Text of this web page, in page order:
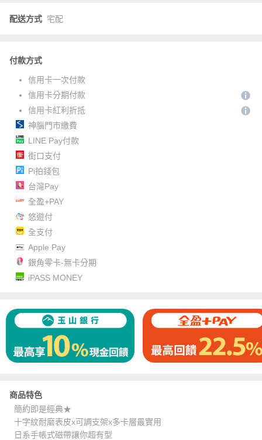
配送方式 宅配
付款方式
信用卡一次付款
信用卡分期付款
信用卡紅利折抵
神腦門市繳費
LINE Pay付款
街口支付
Pi拍錢包
台灣Pay
全盈+PAY
悠遊付
全支付
Apple Pay
銀角零卡-無卡分期
iPASS MONEY
商品特色
簡約即是經典★
十字紋耐磨表皮x可調支架x多卡層最實用
日系手帳式磁帶讓你超有型